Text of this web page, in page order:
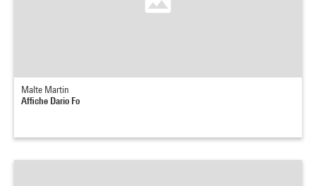
Malte Martin
Affiche Dario Fo